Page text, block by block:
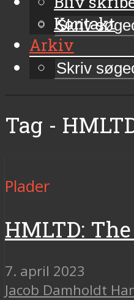
Kontakt
Arkiv
Tag -
Plader
HMLTD:
7. april 2023
Jacob Damholdt